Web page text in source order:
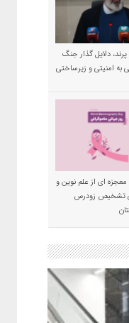
دلایل گذار جنگ
به امنیتی و زیرساختی
معجزه ای از علم نوین و
تشخیص زودرس